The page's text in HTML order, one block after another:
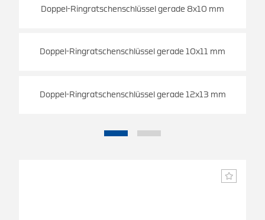
Doppel-Ringratschenschlüssel gerade 8x10 mm
Doppel-Ringratschenschlüssel gerade 10x11 mm
Doppel-Ringratschenschlüssel gerade 12x13 mm